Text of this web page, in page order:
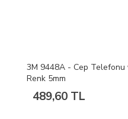
3M 9448A - Cep Telefonu
Renk 5mm
489,60 TL